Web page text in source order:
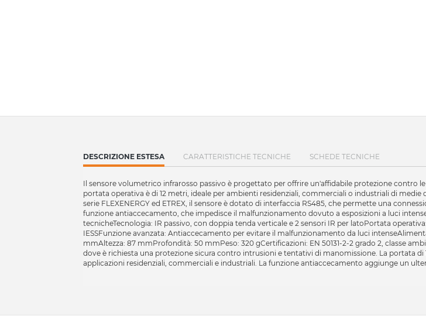
CURRENT
TAB:
DESCRIZIONE ESTESA CARATTERISTICHE TECNICHE SCHEDE TECNICHE
Il sensore volumetrico infrarosso passivo è progettato per offrire un'affidabile protezione contro
portata operativa è di 12 metri, ideale per ambienti residenziali, commerciali o industriali di medie
serie FLEXENERGY ed ETREX, il sensore è dotato di interfaccia RS485, che permette una
funzione antiaccecamento, che impedisce il malfunzionamento dovuto a esposizioni a luci
tecnicheTecnologia: IR passivo, con doppia tenda verticale e 2 sensori IR per latoPortata
IESSFunzione avanzata: Antiaccecamento per evitare il malfunzionamento da luci
mmAltezza: 87 mmProfondità: 50 mmPeso: 320 gCertificazioni: EN 50131-2-2 grado 2, classe
dove è richiesta una protezione sicura contro intrusioni e tentativi di manomissione. La portata
applicazioni residenziali, commerciali e industriali. La funzione antiaccecamento aggiunge un